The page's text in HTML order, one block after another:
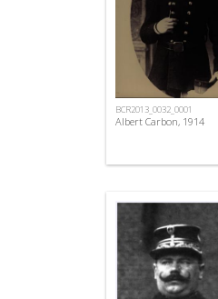
BCR2013_0032_0001
Albert Carbon, 1914